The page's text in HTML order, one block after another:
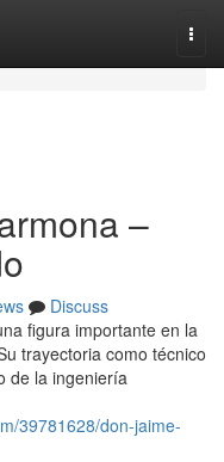
–
Discuss
figura importante en la
trayectoria como técnico
de la ingeniería
39781628/don-jaime-